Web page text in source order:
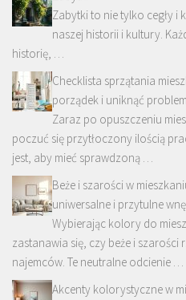
Zabytki to nie tylko cegły i
naszej historii i kultury.
historię, …
Checklista sprzątania
porządek i uniknąć
Zaraz po opuszczeniu
poczuć się przytłoczony ilością
jest, aby mieć sprawdzoną …
Beże i szarości w
uniwersalne i przytulne
Wybierając kolory do
zastanawia się, czy beże i szarości
najemców. Te neutralne odcienie …
Akcenty kolorystyczne w